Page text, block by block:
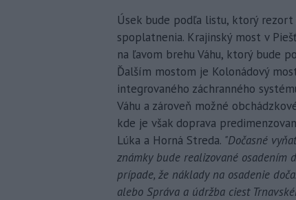
Úsek bude podľa listu, ktorý
spoplatnenia. Krajinský most v
na ľavom brehu Váhu, ktorý bude
Ďalším mostom je Kolonádový
integrovaného záchranného
Váhu a zároveň možné
kde je však doprava
Lúka a Horná Streda. "Dočasné
známky bude realizované osadením
prípade, že náklady na osadenie
alebo Správa a údržba ciest